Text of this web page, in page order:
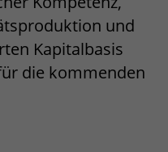
und
Kapitalbasis
die kommenden